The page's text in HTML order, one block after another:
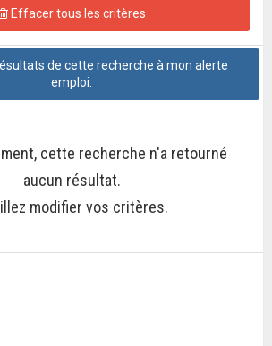
Effacer tous les critères
de cette recherche à mon alerte
emploi.
cette recherche n'a retourné
aucun résultat.
modifier vos critères.